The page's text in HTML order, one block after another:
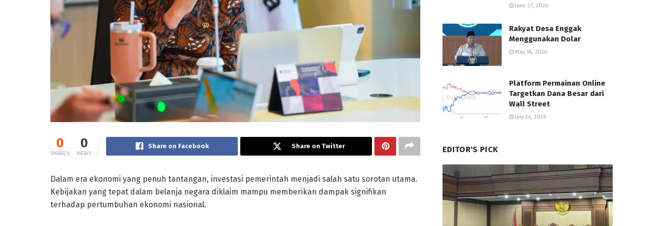
0
SHARES
0
VIEWS
Share on Facebook Share on Twitter
Dalam era ekonomi yang penuh tantangan, investasi pemerintah menjadi salah satu sorotan utama.
Kebijakan yang tepat dalam belanja negara diklaim mampu memberikan dampak signifikan
terhadap pertumbuhan ekonomi nasional.
June 27, 2026
Rakyat Desa Enggak
Menggunakan Dolar
May 16, 2026
Platform Permainan Online
Targetkan Dana Besar dari
Wall Street
July 24, 2026
EDITOR'S PICK